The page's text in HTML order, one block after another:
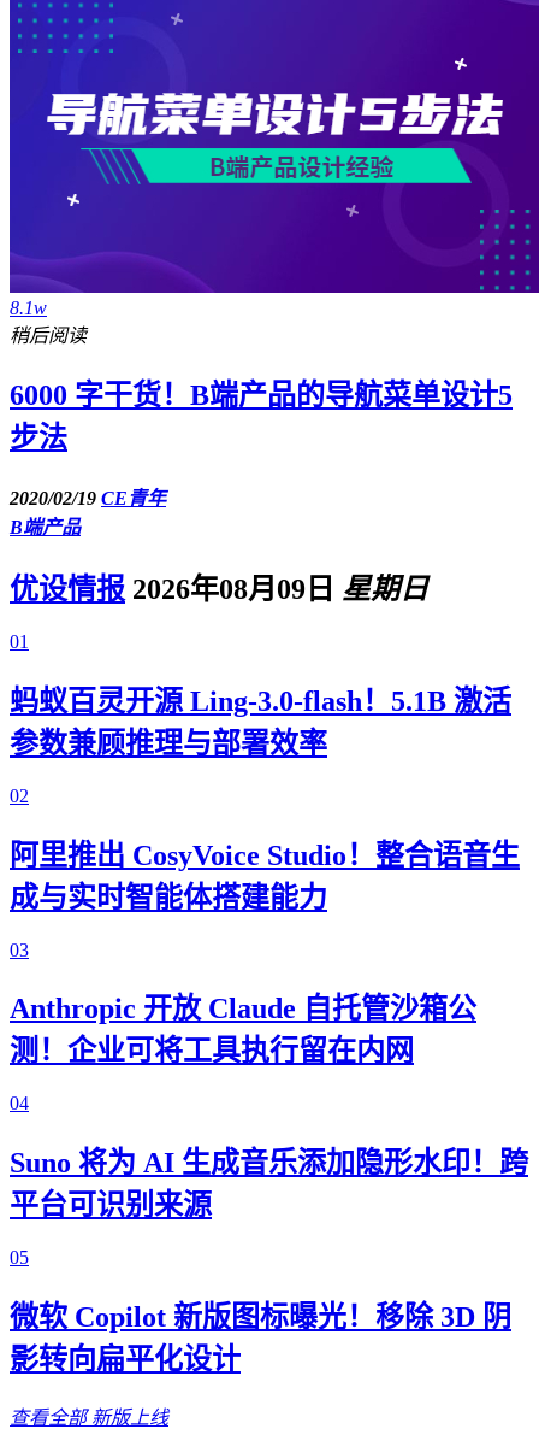
8.1w
稍后阅读
6000 字干货！B端产品的导航菜单设计5
步法
2020/02/19 CE青年
B端产品
优设情报 2026年08月09日 星期日
01
蚂蚁百灵开源 Ling-3.0-flash！5.1B 激活
参数兼顾推理与部署效率
02
阿里推出 CosyVoice Studio！整合语音生
成与实时智能体搭建能力
03
Anthropic 开放 Claude 自托管沙箱公
测！企业可将工具执行留在内网
04
Suno 将为 AI 生成音乐添加隐形水印！跨
平台可识别来源
05
微软 Copilot 新版图标曝光！移除 3D 阴
影转向扁平化设计
查看全部 新版上线